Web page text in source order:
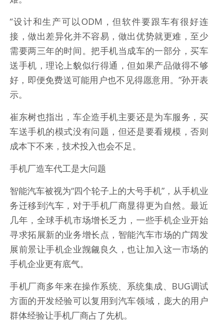
“设计和生产可以ODM，但软件要跟车有很好连
接，做出差异化并不容易，做出优势就更难，至少
需要两三年的时间。把手机当成车的一部分，买车
送手机，理论上貌似行得通，但如果产品做得不够
好，即便免费送可能用户也不见得愿意用。”孙开表
示。
崔东树也指出，车企造手机主要还是为车服务，买
车送手机的模式没有问题，但还是要看规模，否则
成本下不来，技术投入也会不足。
手机厂造车代工是大问题
智能汽车被视为“四个轮子上的大号手机”，从手机业
务迁移到汽车，对于手机厂商显得更为自然。最近
几年，全球手机市场增长乏力，一些手机企业开始
寻求拓展新的业务增长点，智能汽车市场的广阔发
展前景让手机企业觊觎良久，也让加入这一市场的
手机企业更有底气。
手机厂商多年来在操作系统、系统集成、BUG调试
方面的开发经验可以复用到汽车领域，庞大的用户
群体经验让手机厂商占了先机。